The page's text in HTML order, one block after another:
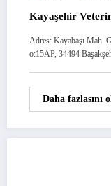
Kayaşehir
Adres: Kayabaşı Mah.
o:15AP, 34494
Daha fazlasını